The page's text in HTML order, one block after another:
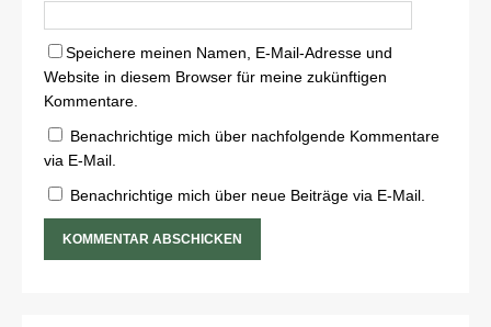
Speichere meinen Namen, E-Mail-Adresse und
Website in diesem Browser für meine zukünftigen
Kommentare.
Benachrichtige mich über nachfolgende Kommentare
via E-Mail.
Benachrichtige mich über neue Beiträge via E-Mail.